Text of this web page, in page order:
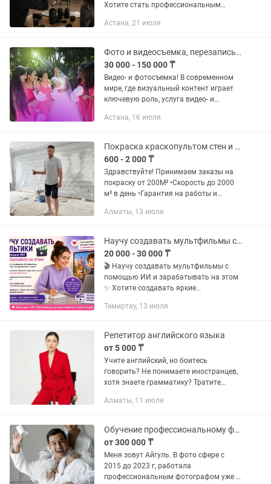
Хотите стать профессиональным
фотографом? 📱 Мечтаете создавать
на...
Астана, 21 июля
Фото и видеосъемка, перезапись кассет, фотограф, видеограф
30 000 - 150 000 ₸
Видео- и фотосъемка! В современном
мире, где визуальный контент играет
ключевую роль, услуга видео- и
востребованной. Будь то личные
Астана, 16 июля
Покраска краскопультом стен и потолков
600 - 2 000 ₸
Здравствуйте! Принимаем заказы на
покраску от 200М² •Скорость до 2000
м² в день •Гарантия на работы и
расчётному счёту •Замер в течение 24
Алматы, 13 июля
Научу создавать мультфильмы с помощью ИИ и зарабатывать на этом
20 000 - 30 000 ₸
🎬 Научу создавать мультфильмы с
помощью ИИ и зарабатывать на этом
✨ Хотите создавать яркие
даже если никогда этим не
индивидуальное обучение...
Темиртау, 13 июля
Репетитор английского языка
от 5 000 ₸
Учите английский, но боитесь
говорить? Не понимаете иностранцев,
хотя знаете грамматику? Тратите
результат не приходит? 📲 Напишите
Алматы, 11 июля
Обучение профессиональному фото
от 300 000 ₸
Меня зовут Айгуль. В фото сфере с
2015 до 2023 г, работала
профессиональным фотографом уже 8